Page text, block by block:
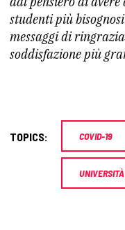
studenti più
messaggi di
soddisfazione più
TOPICS: COVID-19